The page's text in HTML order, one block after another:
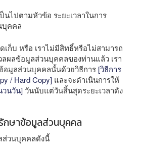
นไปตามหัวข้อ ระยะเวลาในการ
บุคคล
เก็บ หรือ เราไม่มีสิทธิ์หรือไม่สามารถ
ลผลข้อมูลส่วนบุคคลของท่านแล้ว เรา
อมูลส่วนบุคคลนั้นด้วยวิธีการ [วิธีการ
/ Hard Copy] และจะดำเนินการให้
วนวัน] วันนับแต่วันสิ้นสุดระยะเวลาดัง
รักษาข้อมูลส่วนบุคคล
ส่วนบุคคลดังนี้